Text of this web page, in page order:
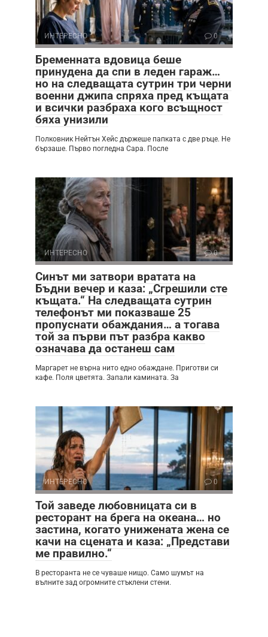
ИНТЕРЕСНО 0
Бременната вдовица беше
принудена да спи в леден гараж…
но на следващата сутрин три черни
военни джипа спряха пред къщата
и всички разбраха кого всъщност
бяха унизили
Полковник Нейтън Хейс държеше папката с две ръце. Не
бързаше. Първо погледна Сара. После
ИНТЕРЕСНО 0
Синът ми затвори вратата на
Бъдни вечер и каза: „Сгрешили сте
къщата.“ На следващата сутрин
телефонът ми показваше 25
пропуснати обаждания… а тогава
той за първи път разбра какво
означава да останеш сам
Маргарет не върна нито едно обаждане. Приготви си
кафе. Поля цветята. Запали камината. За
ИНТЕРЕСНО 0
Той заведе любовницата си в
ресторант на брега на океана… но
застина, когато унижената жена се
качи на сцената и каза: „Представи
ме правилно.“
В ресторанта не се чуваше нищо. Само шумът на
вълните зад огромните стъклени стени.